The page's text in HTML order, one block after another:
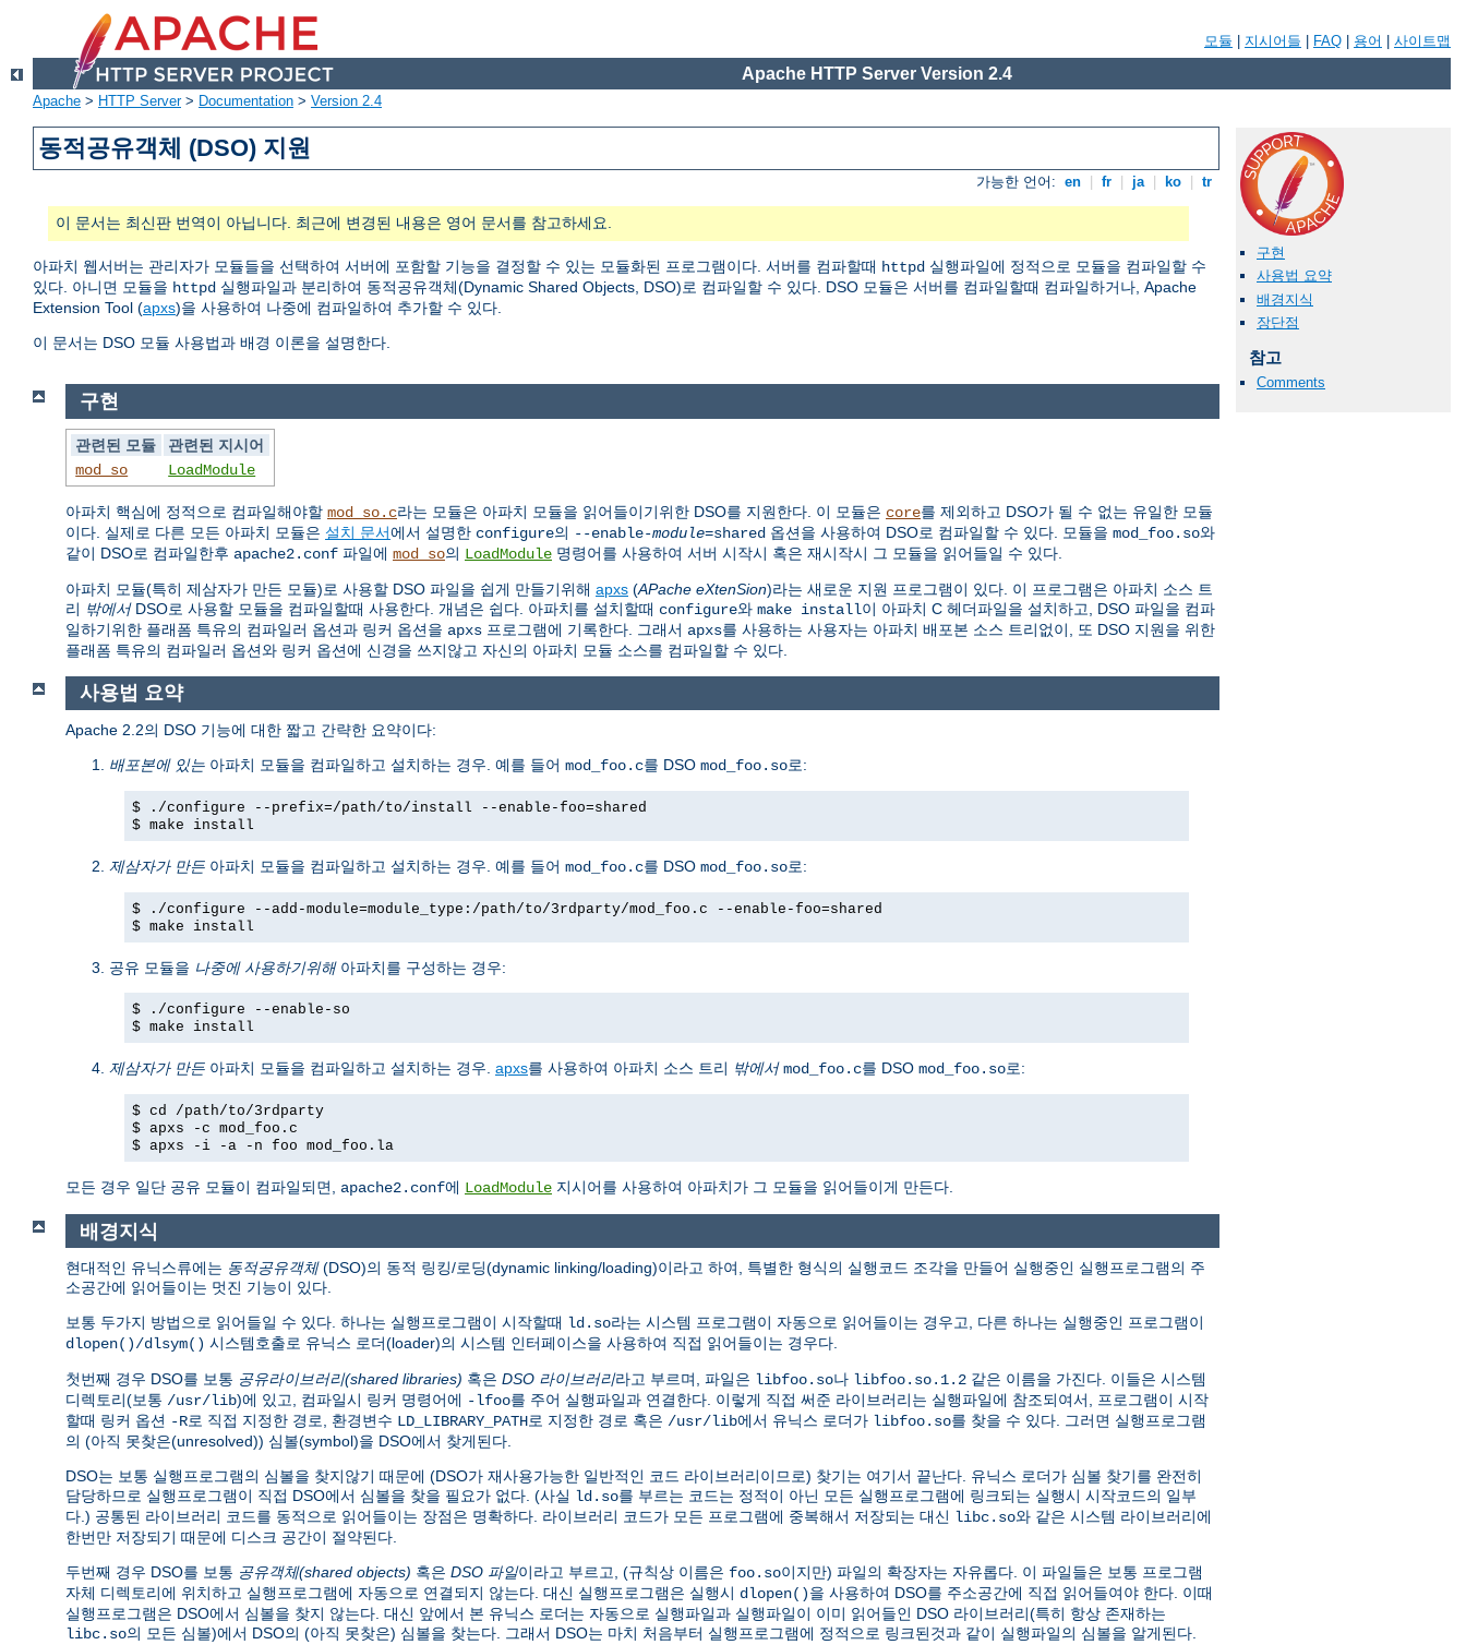
모듈 지시어들 FAQ 용어 사이트맵
Apache HTTP Server Version 2.4
Apache > HTTP Server> Documentation > Version 2.4
동적공유객체 (DSO) 지원
가능한 언어: en fr ja ko tr
이 문서는 최신판 번역이 아닙니다. 최근에 변경된 내용은 영어 문서를 참고하세요.
아파치 웹서버는 관리자가 모듈들을 선택하여 서버에 포함할 기능을 결정할 수 있는 모듈화된 프로그램이다. 서버를 컴파할때 httpd 실행파일에 정적으로 모듈을 컴파일할 수
있다. 아니면 모듈을 httpd 실행파일과 분리하여 동적공유객체(Dynamic Shared Objects, DSO)로 컴파일할 수 있다. DSO 모듈은 서버를 컴파일할때 컴파일하거나, Apache
Extension Tool (apxs)을 사용하여 나중에 컴파일하여 추가할 수 있다.
이 문서는 DSO 모듈 사용법과 배경 이론을 설명한다.
구현
사용법 요약
배경지식
장단점
참고
Comments
구현
관련된 모듈
관련된 지시어
mod_so
LoadModule
아파치 핵심에 정적으로 컴파일해야할 mod_so.c라는 모듈은 아파치 모듈을 읽어들이기위한 DSO를 지원한다. 이 모듈은 core를 제외하고 DSO가 될 수 없는 유일한 모듈
이다. 실제로 다른 모든 아파치 모듈은 설치 문서에서 설명한 configure의 --enable-module=shared 옵션을 사용하여 DSO로 컴파일할 수 있다. 모듈을 mod_foo.so와
같이 DSO로 컴파일한후 apache2.conf 파일에 mod_so의 LoadModule 명령어를 사용하여 서버 시작시 혹은 재시작시 그 모듈을 읽어들일 수 있다.
아파치 모듈(특히 제삼자가 만든 모듈)로 사용할 DSO 파일을 쉽게 만들기위해 apxs (APache eXtenSion)라는 새로운 지원 프로그램이 있다. 이 프로그램은 아파치 소스 트
리 밖에서DSO로 사용할 모듈을 컴파일할때 사용한다. 개념은 쉽다. 아파치를 설치할때 configure와 make install이 아파치 C 헤더파일을 설치하고, DSO 파일을 컴파
일하기위한 플래폼 특유의 컴파일러 옵션과 링커 옵션을 apxs 프로그램에 기록한다. 그래서 apxs를 사용하는 사용자는 아파치 배포본 소스 트리없이, 또 DSO 지원을 위한
플래폼 특유의 컴파일러 옵션와 링커 옵션에 신경을 쓰지않고 자신의 아파치 모듈 소스를 컴파일할 수 있다.
사용법 요약
Apache 2.2의 DSO 기능에 대한 짧고 간략한 요약이다:
배포본에 있는 아파치 모듈을 컴파일하고 설치하는 경우. 예를 들어 mod_foo.c를 DSO mod_foo.so로:
$ ./configure --prefix=/path/to/install --enable-foo=shared
$ make install
제삼자가 만든 아파치 모듈을 컴파일하고 설치하는 경우. 예를 들어 mod_foo.c를 DSO mod_foo.so로:
$ ./configure --add-module=module_type:/path/to/3rdparty/mod_foo.c --enable-foo=shared
$ make install
공유 모듈을 나중에 사용하기위해아파치를 구성하는 경우:
$ ./configure --enable-so
$ make install
제삼자가 만든 아파치 모듈을 컴파일하고 설치하는 경우. apxs를 사용하여 아파치 소스 트리 밖에서 mod_foo.c를 DSO mod_foo.so로:
$ cd /path/to/3rdparty
$ apxs -c mod_foo.c
$ apxs -i -a -n foo mod_foo.la
모든 경우 일단 공유 모듈이 컴파일되면, apache2.conf에 LoadModule 지시어를 사용하여 아파치가 그 모듈을 읽어들이게 만든다.
배경지식
현대적인 유닉스류에는 동적공유객체(DSO)의 동적 링킹/로딩(dynamic linking/loading)이라고 하여, 특별한 형식의 실행코드 조각을 만들어 실행중인 실행프로그램의 주
소공간에 읽어들이는 멋진 기능이 있다.
보통 두가지 방법으로 읽어들일 수 있다. 하나는 실행프로그램이 시작할때 ld.so라는 시스템 프로그램이 자동으로 읽어들이는 경우고, 다른 하나는 실행중인 프로그램이
dlopen()/dlsym() 시스템호출로 유닉스 로더(loader)의 시스템 인터페이스을 사용하여 직접 읽어들이는 경우다.
첫번째 경우 DSO를 보통 공유라이브러리(shared libraries) 혹은 DSO 라이브러리라고 부르며, 파일은 libfoo.so나 libfoo.so.1.2 같은 이름을 가진다. 이들은 시스템
디렉토리(보통 /usr/lib)에 있고, 컴파일시 링커 명령어에 -lfoo를 주어 실행파일과 연결한다. 이렇게 직접 써준 라이브러리는 실행파일에 참조되여서, 프로그램이 시작
할때 링커 옵션 -R로 직접 지정한 경로, 환경변수 LD_LIBRARY_PATH로 지정한 경로 혹은 /usr/lib에서 유닉스 로더가 libfoo.so를 찾을 수 있다. 그러면 실행프로그램
의 (아직 못찾은(unresolved)) 심볼(symbol)을 DSO에서 찾게된다.
DSO는 보통 실행프로그램의 심볼을 찾지않기 때문에 (DSO가 재사용가능한 일반적인 코드 라이브러리이므로) 찾기는 여기서 끝난다. 유닉스 로더가 심볼 찾기를 완전히
담당하므로 실행프로그램이 직접 DSO에서 심볼을 찾을 필요가 없다. (사실 ld.so를 부르는 코드는 정적이 아닌 모든 실행프로그램에 링크되는 실행시 시작코드의 일부
다.) 공통된 라이브러리 코드를 동적으로 읽어들이는 장점은 명확하다. 라이브러리 코드가 모든 프로그램에 중복해서 저장되는 대신 libc.so와 같은 시스템 라이브러리에
한번만 저장되기 때문에 디스크 공간이 절약된다.
두번째 경우 DSO를 보통 공유객체(shared objects) 혹은 DSO 파일이라고 부르고, (규칙상 이름은 foo.so이지만) 파일의 확장자는 자유롭다. 이 파일들은 보통 프로그램
자체 디렉토리에 위치하고 실행프로그램에 자동으로 연결되지 않는다. 대신 실행프로그램은 실행시 dlopen()을 사용하여 DSO를 주소공간에 직접 읽어들여야 한다. 이때
실행프로그램은 DSO에서 심볼을 찾지 않는다. 대신 앞에서 본 유닉스 로더는 자동으로 실행파일과 실행파일이 이미 읽어들인 DSO 라이브러리(특히 항상 존재하는
libc.so의 모든 심볼)에서 DSO의 (아직 못찾은) 심볼을 찾는다. 그래서 DSO는 마치 처음부터 실행프로그램에 정적으로 링크된것과 같이 실행파일의 심볼을 알게된다.